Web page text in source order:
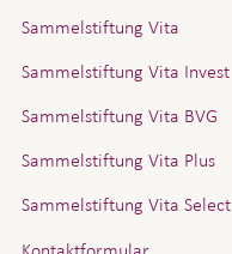
Sammelstiftung Vita
Sammelstiftung Vita Invest
Sammelstiftung Vita BVG
Sammelstiftung Vita Plus
Sammelstiftung Vita Select
Kontaktformular